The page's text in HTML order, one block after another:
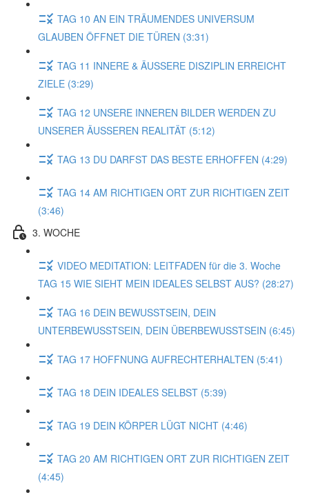
TAG 10 AN EIN TRÄUMENDES UNIVERSUM
GLAUBEN ÖFFNET DIE TÜREN (3:31)
TAG 11 INNERE & ÄUSSERE DISZIPLIN ERREICHT
ZIELE (3:29)
TAG 12 UNSERE INNEREN BILDER WERDEN ZU
UNSERER ÄUSSEREN REALITÄT (5:12)
TAG 13 DU DARFST DAS BESTE ERHOFFEN (4:29)
TAG 14 AM RICHTIGEN ORT ZUR RICHTIGEN ZEIT
(3:46)
3. WOCHE
VIDEO MEDITATION: LEITFADEN für die 3. Woche
TAG 15 WIE SIEHT MEIN IDEALES SELBST AUS? (28:27)
TAG 16 DEIN BEWUSSTSEIN, DEIN
UNTERBEWUSSTSEIN, DEIN ÜBERBEWUSSTSEIN (6:45)
TAG 17 HOFFNUNG AUFRECHTERHALTEN (5:41)
TAG 18 DEIN IDEALES SELBST (5:39)
TAG 19 DEIN KÖRPER LÜGT NICHT (4:46)
TAG 20 AM RICHTIGEN ORT ZUR RICHTIGEN ZEIT
(4:45)